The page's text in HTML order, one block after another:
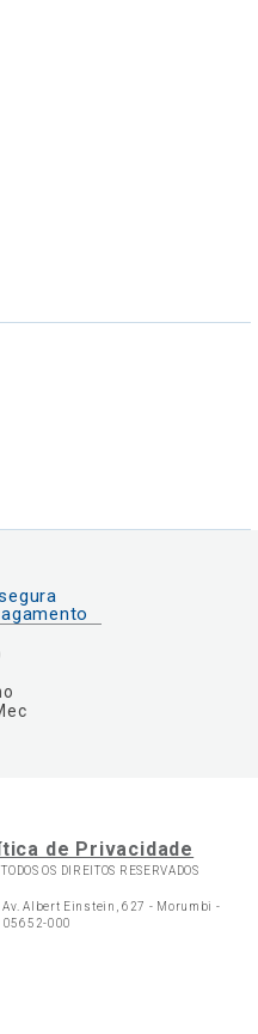
de Privacidade
TODOS OS DIREITOS RESERVADOS
Albert Einstein, 627 - Morumbi -
05652-000